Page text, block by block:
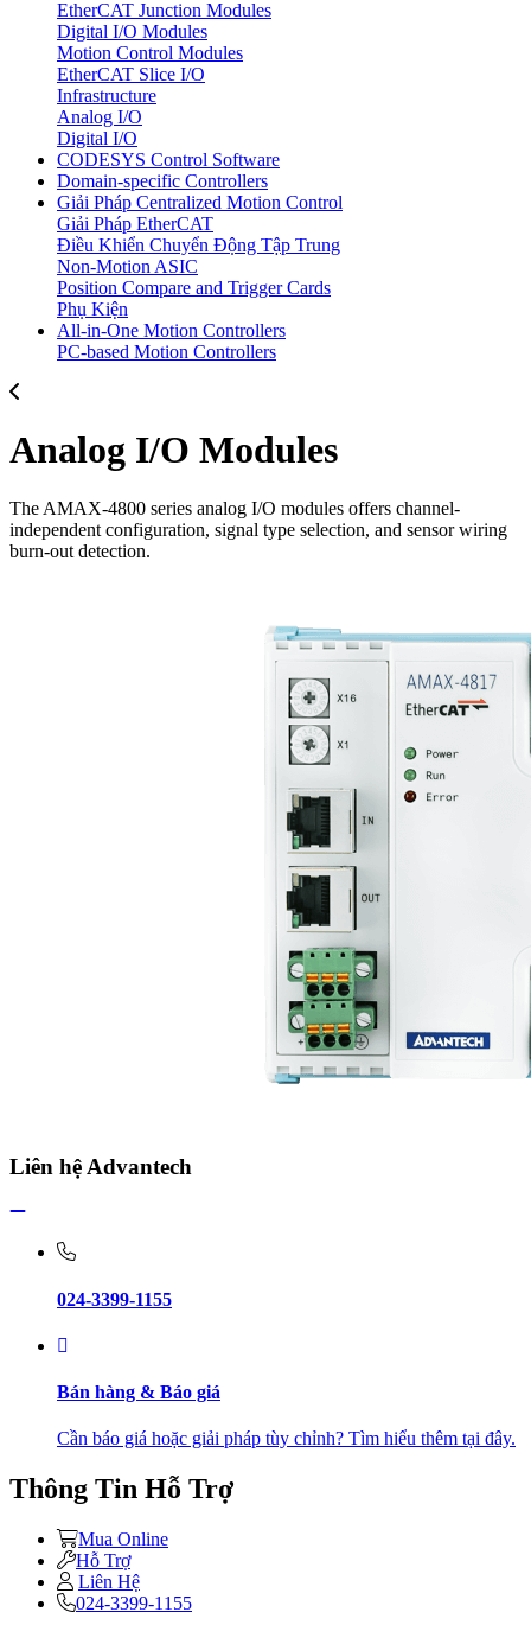
EtherCAT Junction Modules
Digital I/O Modules
Motion Control Modules
EtherCAT Slice I/O
Infrastructure
Analog I/O
Digital I/O
CODESYS Control Software
Domain-specific Controllers
Giải Pháp Centralized Motion Control
Giải Pháp EtherCAT
Điều Khiển Chuyển Động Tập Trung
Non-Motion ASIC
Position Compare and Trigger Cards
Phụ Kiện
All-in-One Motion Controllers
PC-based Motion Controllers
Analog I/O Modules
The AMAX-4800 series analog I/O modules offers channel-
independent configuration, signal type selection, and sensor wiring
burn-out detection.
Liên hệ Advantech
024-3399-1155
Bán hàng & Báo giá
Cần báo giá hoặc giải pháp tùy chỉnh? Tìm hiểu thêm tại đây.
Thông Tin Hỗ Trợ
Mua Online
Hỗ Trợ
Liên Hệ
024-3399-1155